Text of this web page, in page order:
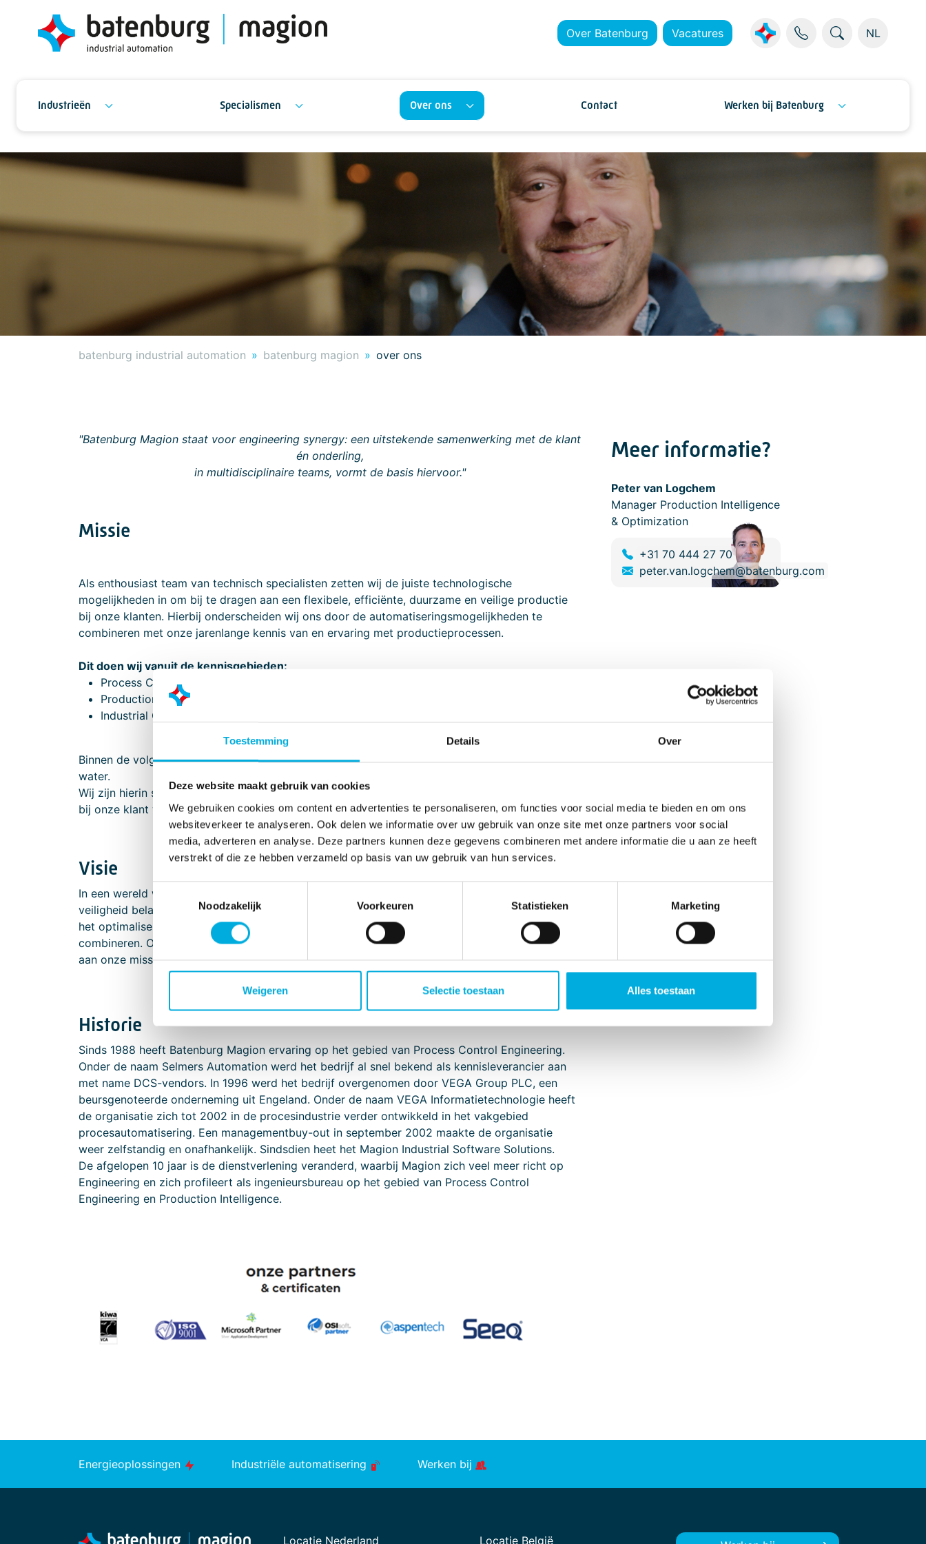
Toestemming Details Over
Deze website maakt gebruik van cookies
We gebruiken cookies om content en advertenties te personaliseren, om functies voor social media te bieden en om ons
websiteverkeer te analyseren. Ook delen we informatie over uw gebruik van onze site met onze partners voor social
media, adverteren en analyse. Deze partners kunnen deze gegevens combineren met andere informatie die u aan ze heeft
verstrekt of die ze hebben verzameld op basis van uw gebruik van hun services.
Toestemmingsselectie
Noodzakelijk
Voorkeuren Statistieken Marketing
Weigeren Selectie toestaan Alles toestaan
Over Batenburg Vacatures NL
Industrieën Specialismen Over ons Contact Werken bij Batenburg
batenburg industrial automation batenburg magion over ons
"Batenburg Magion staat voor engineering synergy: een uitstekende samenwerking met de klant
én onderling,
in multidisciplinaire teams, vormt de basis hiervoor."
Missie
Als enthousiast team van technisch specialisten zetten wij de juiste technologische
mogelijkheden in om bij te dragen aan een flexibele, efficiënte, duurzame en veilige productie
bij onze klanten. Hierbij onderscheiden wij ons door de automatiseringsmogelijkheden te
combineren met onze jarenlange kennis van en ervaring met productieprocessen.
Meer informatie?
Peter van Logchem
Manager Production Intelligence
& Optimization
+31 70 444 27 70
peter.van.logchem@batenburg.com
Dit doen wij vanuit de kennisgebieden:
Process Control & Safety Automation
Production Intelligence and Optimization
Industrial Cyber Security
Binnen de volgende sectoren in de procesindustrie: Olie en gas, energie, (petro) chemie en
water.
Wij zijn hierin succesvol, omdat we veelal onderdeel uitmaken van het operationele projectteam
bij onze klant waardoor we snel, flexibel en pragmatisch kunnen opereren.
Visie
In een wereld waarin technologische ontwikkelingen steeds sneller gaan en duurzaamheid en
veiligheid belangrijker worden, streven wij ernaar onze klanten voortdurend te ondersteunen bij
het optimaliseren van hun industriële processen door bestaande en nieuwe technologieën te
combineren. Op deze wijze bieden wij altijd de beste oplossing en geven wij vorm en invulling
aan onze missie.
Historie
Sinds 1988 heeft Batenburg Magion ervaring op het gebied van Process Control Engineering.
Onder de naam Selmers Automation werd het bedrijf al snel bekend als kennisleverancier aan
met name DCS-vendors. In 1996 werd het bedrijf overgenomen door VEGA Group PLC, een
beursgenoteerde onderneming uit Engeland. Onder de naam VEGA Informatietechnologie heeft
de organisatie zich tot 2002 in de procesindustrie verder ontwikkeld in het vakgebied
procesautomatisering. Een managementbuy-out in september 2002 maakte de organisatie
weer zelfstandig en onafhankelijk. Sindsdien heet het Magion Industrial Software Solutions.
De afgelopen 10 jaar is de dienstverlening veranderd, waarbij Magion zich veel meer richt op
Engineering en zich profileert als ingenieursbureau op het gebied van Process Control
Engineering en Production Intelligence.
Energieoplossingen Industriële automatisering Werken bij
Locatie Nederland Locatie België